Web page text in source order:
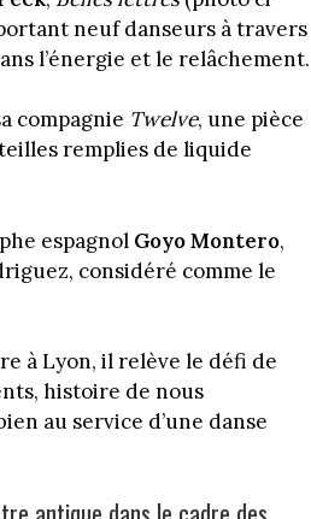
neuf danseurs à travers
l’énergie et le relâchement.
compagnie Twelve, une pièce
remplies de liquide
espagnol Goyo Montero,
considéré comme le
à Lyon, il relève le défi de
histoire de nous
au service d’une danse